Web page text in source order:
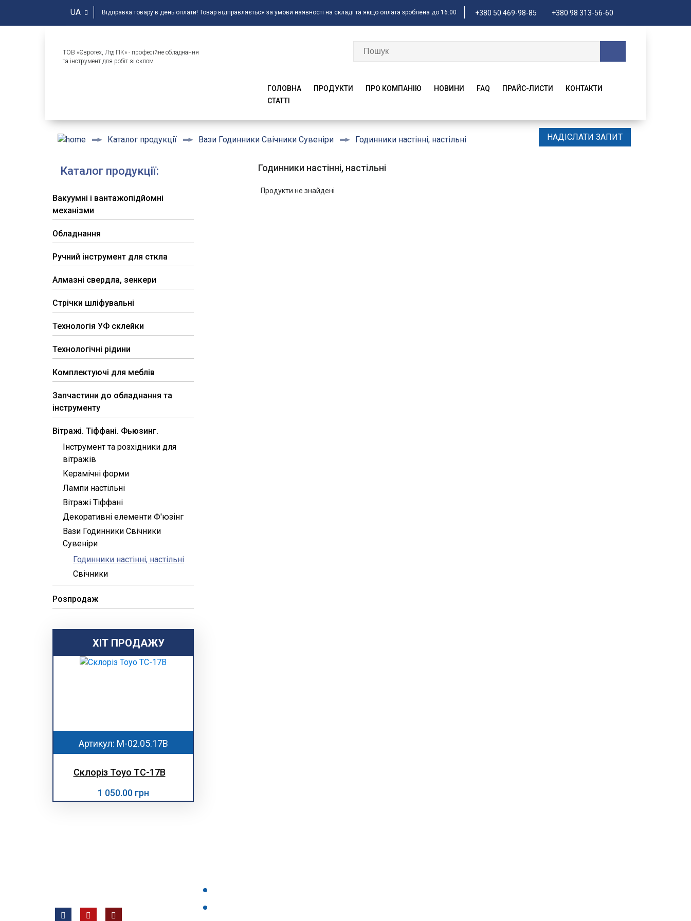
UA Відправка товару в день оплати! Товар відправляється за умови наявності на складі та якщо оплата зроблена до 16:00 +380 50 469-98-85 +380 98 313-56-60
ТОВ «Євротех, Лтд ПК» - професійне обладнання
та інструмент для робіт зі склом
ГОЛОВНА ПРОДУКТИ ПРО КОМПАНІЮ НОВИНИ FAQ ПРАЙС-ЛИСТИ
КОНТАКТИ
CTATTI
Каталог продукції Вази Годинники Свічники Сувеніри Годинники настінні, настільні НАДІСЛАТИ ЗАПИТ
Каталог продукції:
Вакуумні і вантажопідйомні
механізми
Обладнання
Ручний інструмент для сткла
Алмазні свердла, зенкери
Стрічки шліфувальні
Технологія УФ склейки
Технологічні рідини
Комплектуючі для меблів
Запчастини до обладнання та
інструменту
Вітражі. Тіффані. Фьюзинг.
Інструмент та розхідники для
вітражів
Керамічні форми
Лампи настільні
Вітражі Тіффані
Декоративні елементи Ф'юзінг
Вази Годинники Свічники
Сувеніри
Годинники настінні, настільні
Свічники
Розпродаж
ХІТ ПРОДАЖУ
Артикул: М-02.05.17В
Склоріз Toyo TC-17B
1 050.00 грн
Годинники настінні, настільні
Продукти не знайдені